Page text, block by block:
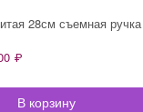
₽
В корзину